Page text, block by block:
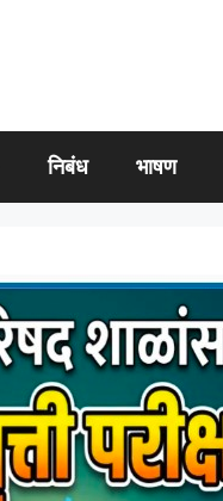
निबंध भाषण